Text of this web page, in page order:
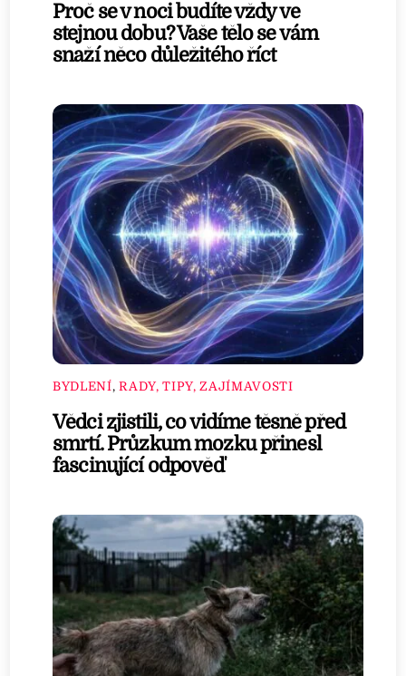
Proč se v noci budíte vždy ve
stejnou dobu? Vaše tělo se vám
snaží něco důležitého říct
BYDLENÍ,RADY, TIPY, ZAJÍMAVOSTI
Vědci zjistili, co vidíme těsně před
smrtí. Průzkum mozku přinesl
fascinující odpověď